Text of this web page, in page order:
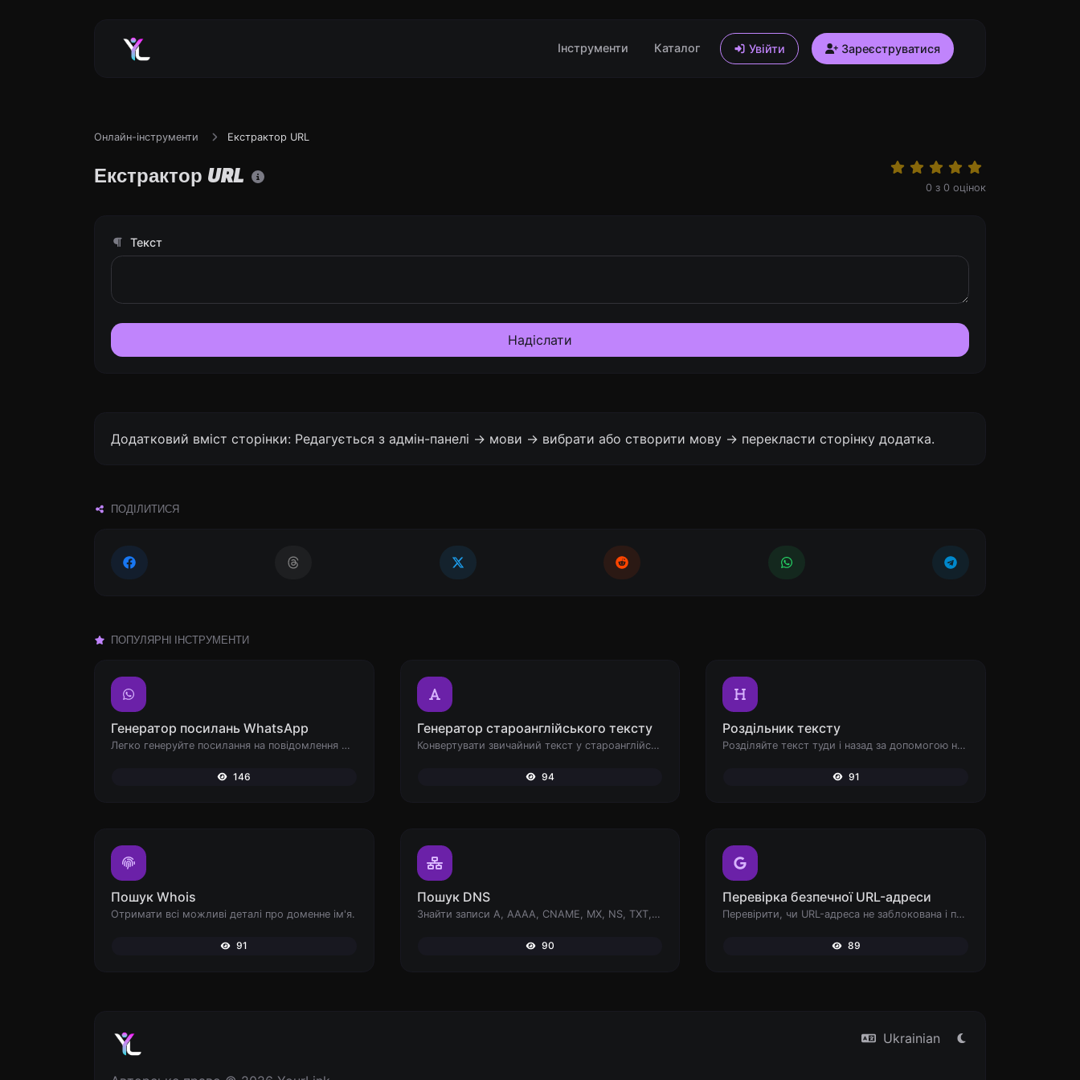
Інструменти Каталог Увійти Зареєструватися
Онлайн-інструменти Екстрактор URL
Екстрактор URL 0 з 0 оцінок
Текст
Надіслати
Додатковий вміст сторінки: Редагується з адмін-панелі -> мови -> вибрати або створити мову -> перекласти сторінку додатка.
ПОДІЛИТИСЯ
ПОПУЛЯРНІ ІНСТРУМЕНТИ
Генератор посилань WhatsApp
Легко генеруйте посилання на повідомлення WhatsApp.
146
Генератор староанглійського тексту
Конвертувати звичайний текст у староанглійський шрифт.
94
Роздільник тексту
Розділяйте текст туди і назад за допомогою нових рядків, ком, крапок... і т.д.
91
Пошук Whois
Отримати всі можливі деталі про доменне ім'я.
91
Пошук DNS
Знайти записи A, AAAA, CNAME, MX, NS, TXT, SOA DNS хоста.
90
Перевірка безпечної URL-адреси
Перевірити, чи URL-адреса не заблокована і позначена як безпечна/небезпечна Google.
89
Ukrainian